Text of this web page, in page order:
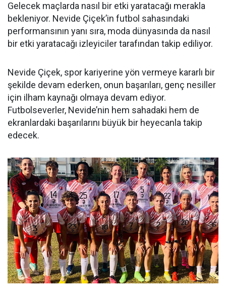
Gelecek maçlarda nasıl bir etki yaratacağı merakla
bekleniyor. Nevide Çiçek’in futbol sahasındaki
performansının yanı sıra, moda dünyasında da nasıl
bir etki yaratacağı izleyiciler tarafından takip ediliyor.
Nevide Çiçek, spor kariyerine yön vermeye kararlı bir
şekilde devam ederken, onun başarıları, genç nesiller
için ilham kaynağı olmaya devam ediyor.
Futbolseverler, Nevide’nin hem sahadaki hem de
ekranlardaki başarılarını büyük bir heyecanla takip
edecek.